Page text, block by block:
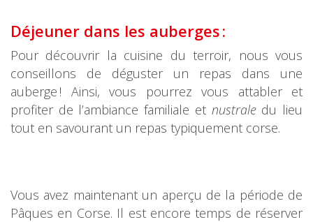
Déjeuner dans les auberges :
Pour découvrir la cuisine du terroir, nous vous
conseillons de déguster un repas dans une
auberge ! Ainsi, vous pourrez vous attabler et
profiter de l’ambiance familiale et nustrale du lieu
tout en savourant un repas typiquement corse.
Vous avez maintenant un aperçu de la période de
Pâques en Corse. Il est encore temps de réserver